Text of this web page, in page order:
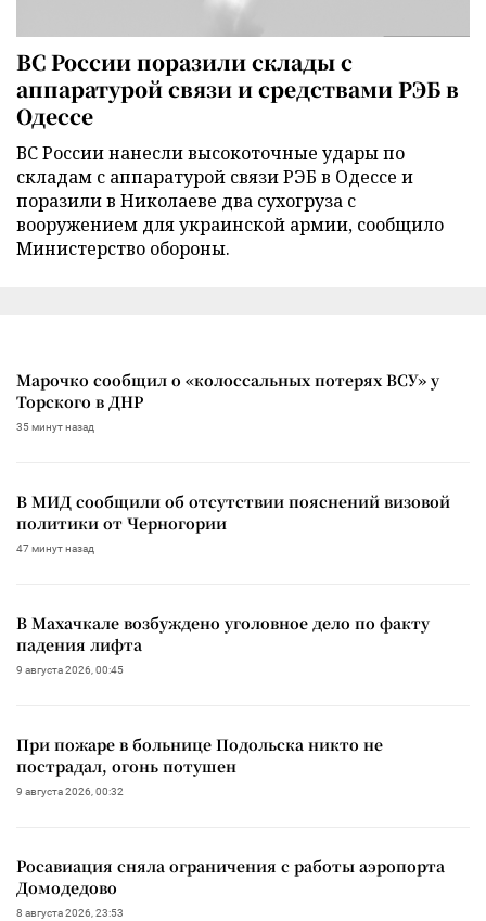
ВС России поразили склады с
аппаратурой связи и средствами РЭБ в
Одессе
ВС России нанесли высокоточные удары по
складам с аппаратурой связи РЭБ в Одессе и
поразили в Николаеве два сухогруза с
вооружением для украинской армии, сообщило
Министерство обороны.
Марочко сообщил о «колоссальных потерях ВСУ» у
Торского в ДНР
35 минут назад
В МИД сообщили об отсутствии пояснений визовой
политики от Черногории
47 минут назад
В Махачкале возбуждено уголовное дело по факту
падения лифта
9 августа 2026, 00:45
При пожаре в больнице Подольска никто не
пострадал, огонь потушен
9 августа 2026, 00:32
Росавиация сняла ограничения с работы аэропорта
Домодедово
8 августа 2026, 23:53